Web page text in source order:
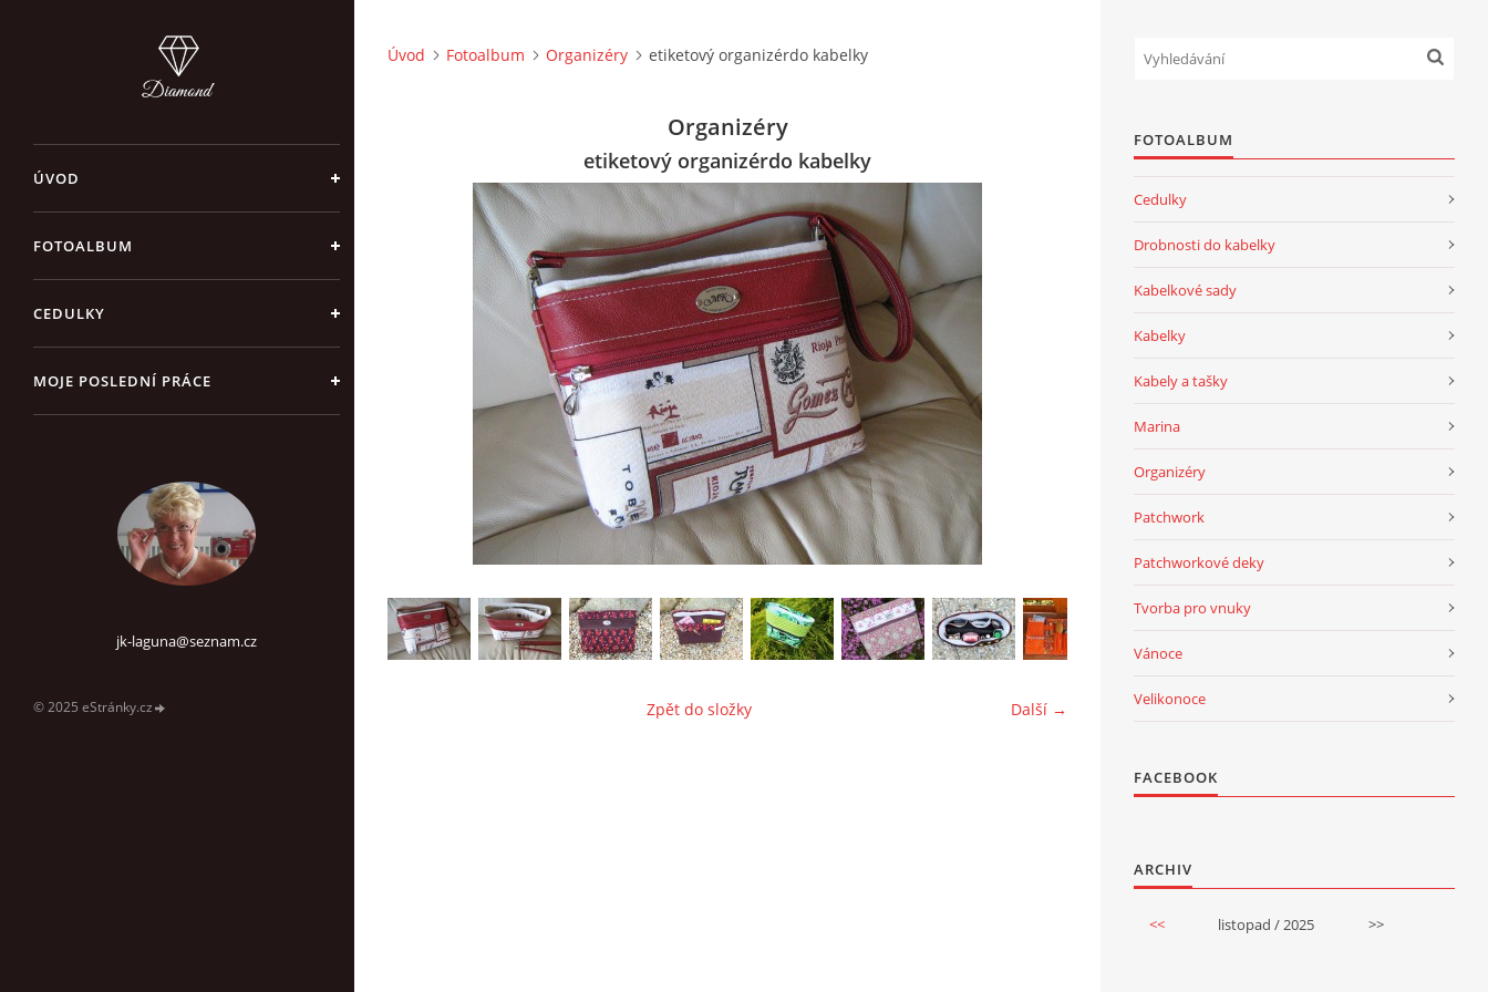
ÚVOD
FOTOALBUM
CEDULKY
MOJE POSLEDNÍ PRÁCE
jk-laguna@seznam.cz
© 2025 eStránky.cz
Úvod Fotoalbum Organizéry etiketový organizérdo kabelky
Organizéry
etiketový organizérdo kabelky
Další →
Zpět do složky
FOTOALBUM
Cedulky
Drobnosti do kabelky
Kabelkové sady
Kabelky
Kabely a tašky
Marina
Organizéry
Patchwork
Patchworkové deky
Tvorba pro vnuky
Vánoce
Velikonoce
FACEBOOK
ARCHIV
<< listopad / 2025 >>